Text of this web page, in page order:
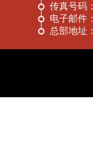
传真号码：
电子邮件：
总部地址：